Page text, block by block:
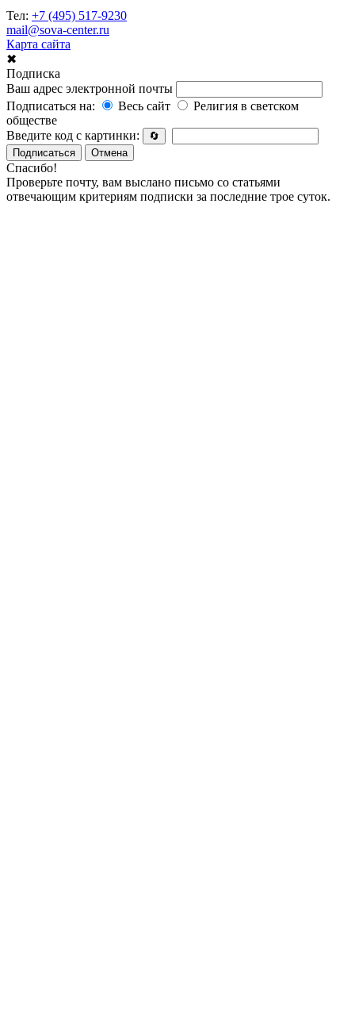
Тел: +7 (495) 517-9230
mail@sova-center.ru
Карта сайта
✖
Подписка
Ваш адрес электронной почты
Подписаться на:
Весь сайт
Религия в светском
обществе
Введите код с картинки:
🔄
Подписаться
Отмена
Спасибо!
Проверьте почту, вам выслано письмо со статьями
отвечающим критериям подписки за последние трое суток.